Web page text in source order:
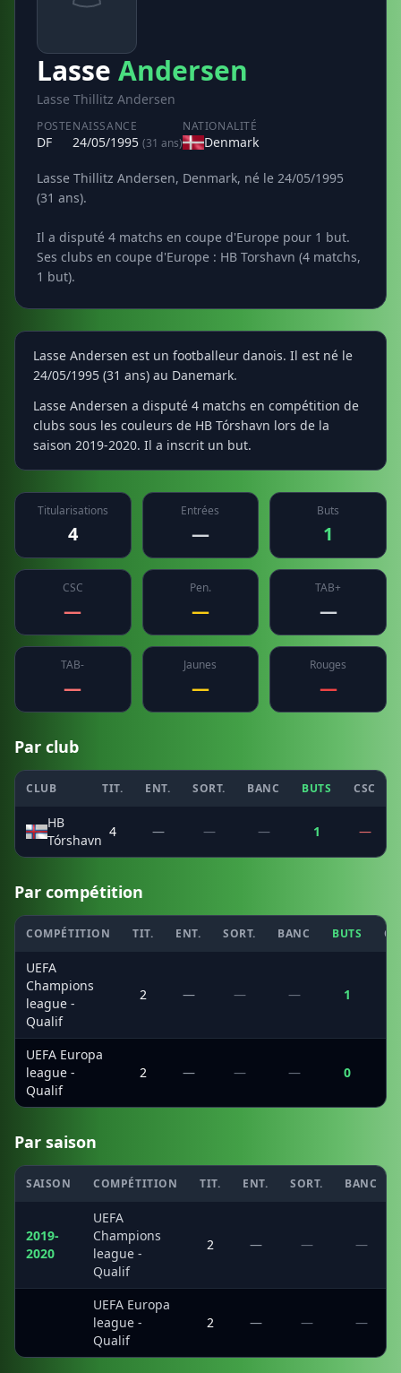
Lasse Andersen
Lasse Thillitz Andersen
POSTE
DF
NAISSANCE
24/05/1995 (31 ans)
NATIONALITÉ
Denmark
Lasse Thillitz Andersen, Denmark, né le 24/05/1995
(31 ans).
Il a disputé 4 matchs en coupe d'Europe pour 1 but.
Ses clubs en coupe d'Europe : HB Torshavn (4 matchs,
1 but).
Lasse Andersen est un footballeur danois. Il est né le
24/05/1995 (31 ans) au Danemark.
Lasse Andersen a disputé 4 matchs en compétition de
clubs sous les couleurs de HB Tórshavn lors de la
saison 2019-2020. Il a inscrit un but.
Titularisations
4
Entrées
—
Buts
1
CSC
—
Pen.
—
TAB+
—
TAB-
—
Jaunes
—
Rouges
—
Par club
CLUB TIT. ENT. SORT. BANC BUTS CSC
HB
Tórshavn
4 — — — 1 —
Par compétition
COMPÉTITION TIT. ENT. SORT. BANC BUTS
UEFA
Champions
league -
Qualif
2 — — — 1
UEFA Europa
league -
Qualif
2 — — — 0
Par saison
SAISON COMPÉTITION TIT. ENT. SORT. BANC
2019-
2020
UEFA
Champions
league -
Qualif
2 — — —
UEFA Europa
league -
Qualif
2 — — —